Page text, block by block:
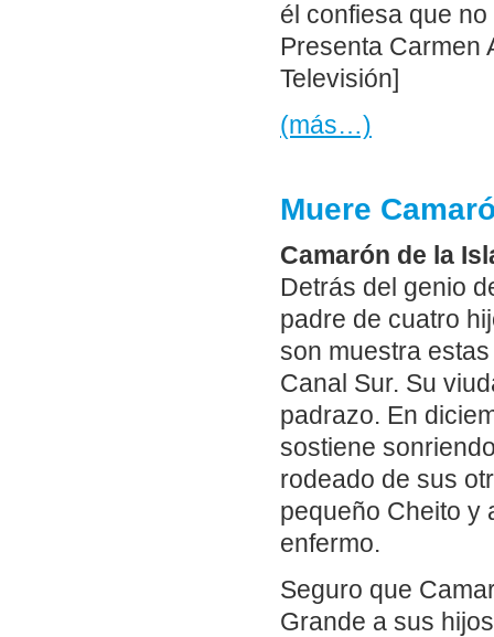
él confiesa que
Presenta Carmen
Televisión]
(más…)
Muere
Camarón de la
Detrás del genio
padre de cuatro
son muestra
Canal Sur. Su
padrazo. En
sostiene
rodeado de sus
pequeño Cheito y
enfermo.
Seguro que
Grande a sus